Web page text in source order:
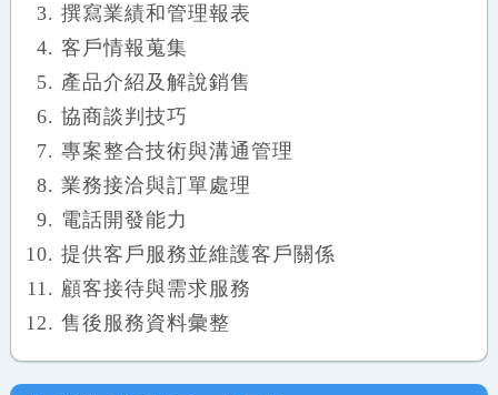
撰寫業績和管理報表
客戶情報蒐集
產品介紹及解說銷售
協商談判技巧
專案整合技術與溝通管理
業務接洽與訂單處理
電話開發能力
提供客戶服務並維護客戶關係
顧客接待與需求服務
售後服務資料彙整